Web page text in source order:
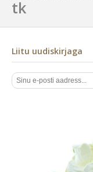
tk
Liitu uudiskirjaga